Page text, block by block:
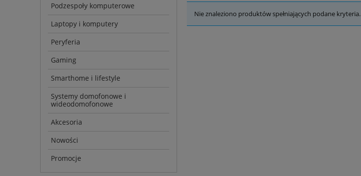
Podzespoły komputerowe
Laptopy i komputery
Peryferia
Gaming
Smarthome i lifestyle
Systemy domofonowe i
wideodomofonowe
Akcesoria
Nowości
Promocje
Nie znaleziono produktów spełniających podane kryteria.